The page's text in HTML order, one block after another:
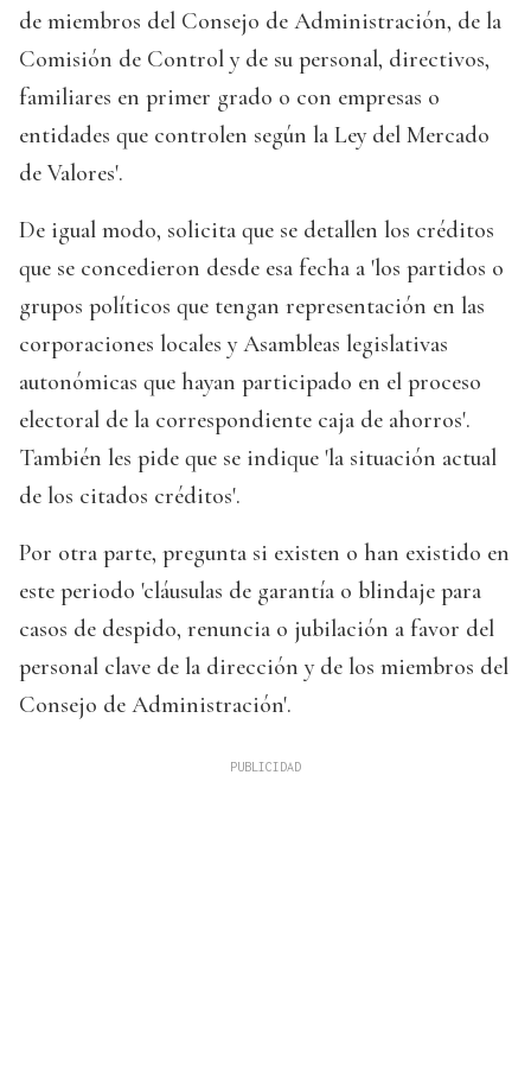
de miembros del Consejo de Administración, de la
Comisión de Control y de su personal, directivos,
familiares en primer grado o con empresas o
entidades que controlen según la Ley del Mercado
de Valores'.
De igual modo, solicita que se detallen los créditos
que se concedieron desde esa fecha a 'los partidos o
grupos políticos que tengan representación en las
corporaciones locales y Asambleas legislativas
autonómicas que hayan participado en el proceso
electoral de la correspondiente caja de ahorros'.
También les pide que se indique 'la situación actual
de los citados créditos'.
Por otra parte, pregunta si existen o han existido en
este periodo 'cláusulas de garantía o blindaje para
casos de despido, renuncia o jubilación a favor del
personal clave de la dirección y de los miembros del
Consejo de Administración'.